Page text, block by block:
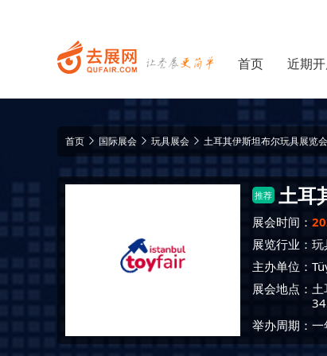
首页 近期
首页 国际展会 玩具展会 土耳其伊斯坦布尔玩具展览会
推荐 土耳
展会时间：
展览行业： 玩
主办单位：
展会地点： 土
举办周期：一